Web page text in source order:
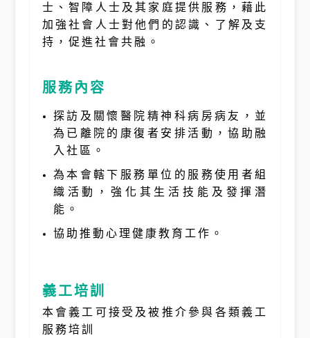
士、智障人士及其家庭提供服務，藉此
加強社會人士對他們的認識、了解及支
持，促進社會共融。
服務內容
探訪及關懷醫院精神科病房病友，並
為已離院的康復者安排活動，協助融
入社區。
為本會轄下服務單位的服務使用者組
織活動，強化其生活技能及發揮潛
能。
協助推動心理健康教育工作。
義工培訓
本會義工可接受及被推介參與各類義工
服務培訓